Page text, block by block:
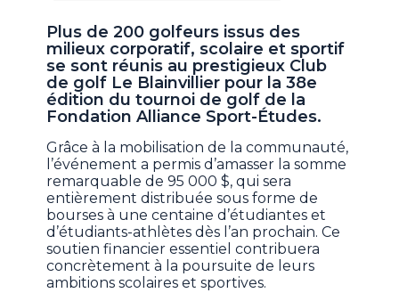
Plus de 200 golfeurs issus des
milieux corporatif, scolaire et sportif
se sont réunis au prestigieux Club
de golf Le Blainvillier pour la 38e
édition du tournoi de golf de la
Fondation Alliance Sport-Études.
Grâce à la mobilisation de la communauté,
l’événement a permis d’amasser la somme
remarquable de 95 000 $, qui sera
entièrement distribuée sous forme de
bourses à une centaine d’étudiantes et
d’étudiants-athlètes dès l’an prochain. Ce
soutien financier essentiel contribuera
concrètement à la poursuite de leurs
ambitions scolaires et sportives.